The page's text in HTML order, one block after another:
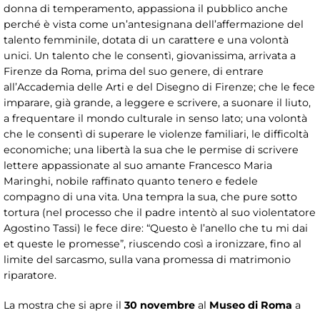
donna di temperamento, appassiona il pubblico anche
perché è vista come un’antesignana dell’affermazione del
talento femminile, dotata di un carattere e una volontà
unici. Un talento che le consentì, giovanissima, arrivata a
Firenze da Roma, prima del suo genere, di entrare
all’Accademia delle Arti e del Disegno di Firenze; che le fece
imparare, già grande, a leggere e scrivere, a suonare il liuto,
a frequentare il mondo culturale in senso lato; una volontà
che le consentì di superare le violenze familiari, le difficoltà
economiche; una libertà la sua che le permise di scrivere
lettere appassionate al suo amante Francesco Maria
Maringhi, nobile raffinato quanto tenero e fedele
compagno di una vita. Una tempra la sua, che pure sotto
tortura (nel processo che il padre intentò al suo violentatore
Agostino Tassi) le fece dire: “Questo è l’anello che tu mi dai
et queste le promesse”, riuscendo così a ironizzare, fino al
limite del sarcasmo, sulla vana promessa di matrimonio
riparatore.
La mostra che si apre il 30 novembre al Museo di Roma a